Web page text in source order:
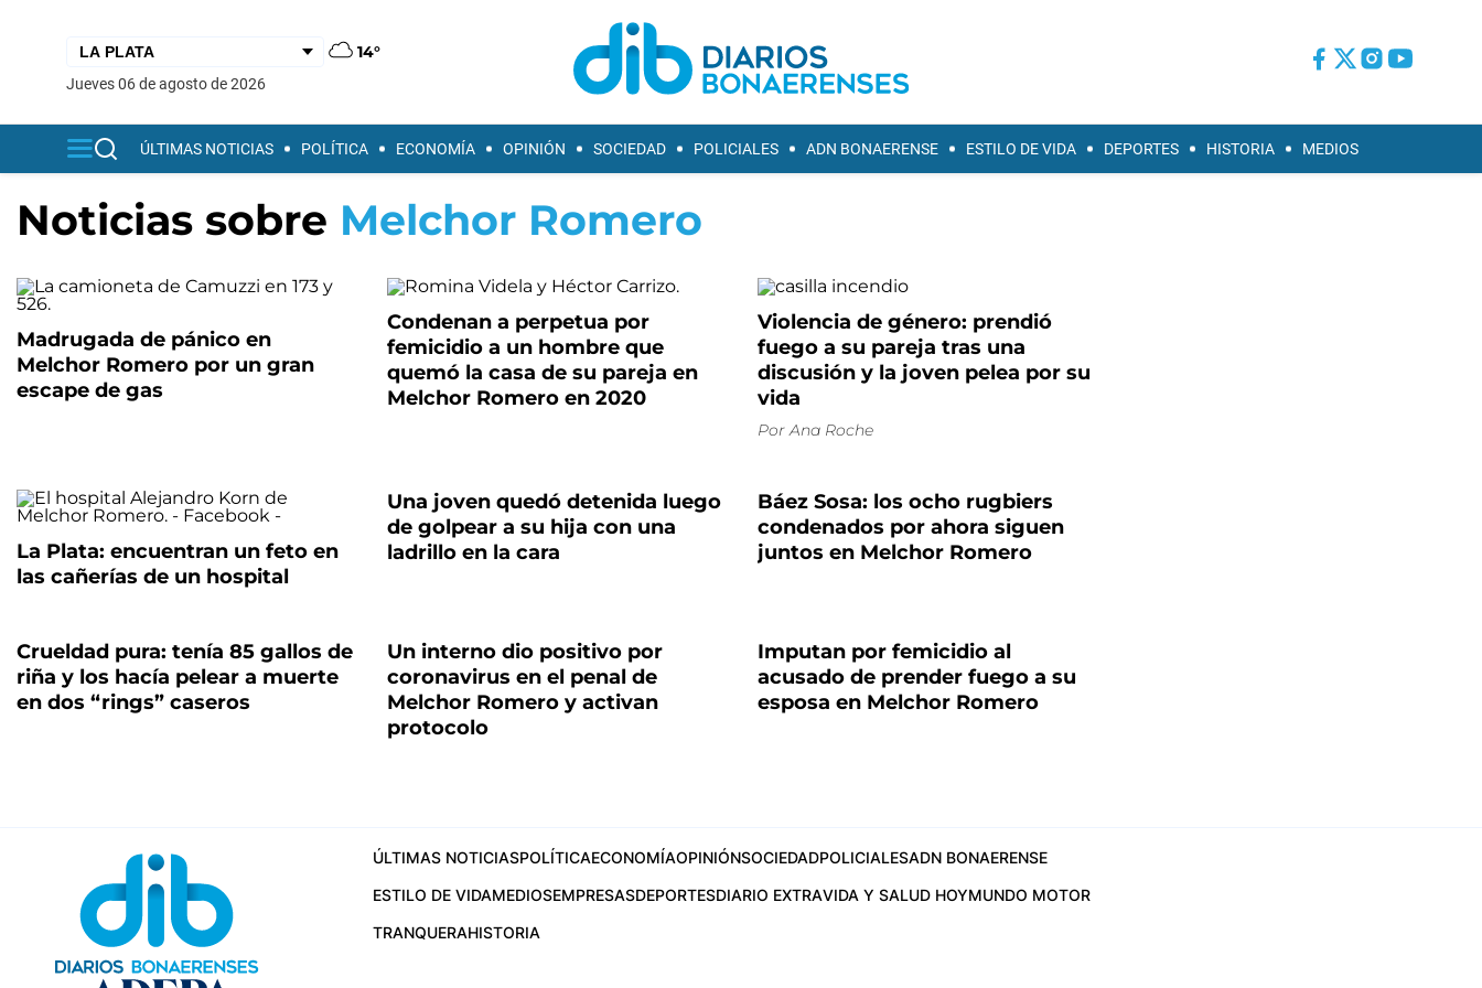
14°
jueves 06 de agosto de 2026
ÚLTIMAS NOTICIAS POLÍTICA ECONOMÍA OPINIÓN SOCIEDAD POLICIALES ADN BONAERENSE ESTILO DE VIDA DEPORTES HISTORIA MEDIOS
Noticias sobre Melchor Romero
Madrugada de pánico en
Melchor Romero por un gran
escape de gas
Condenan a perpetua por
femicidio a un hombre que
quemó la casa de su pareja en
Melchor Romero en 2020
Violencia de género: prendió
fuego a su pareja tras una
discusión y la joven pelea por su
vida
Por Ana Roche
La Plata: encuentran un feto en
las cañerías de un hospital
Una joven quedó detenida luego
de golpear a su hija con una
ladrillo en la cara
Báez Sosa: los ocho rugbiers
condenados por ahora siguen
juntos en Melchor Romero
Crueldad pura: tenía 85 gallos de
riña y los hacía pelear a muerte
en dos “rings” caseros
Un interno dio positivo por
coronavirus en el penal de
Melchor Romero y activan
protocolo
Imputan por femicidio al
acusado de prender fuego a su
esposa en Melchor Romero
ÚLTIMAS NOTICIASPOLÍTICAECONOMÍAOPINIÓNSOCIEDADPOLICIALESADN BONAERENSE
ESTILO DE VIDAMEDIOSEMPRESASDEPORTESDIARIO EXTRAVIDA Y SALUD HOYMUNDO MOTOR
TRANQUERAHISTORIA